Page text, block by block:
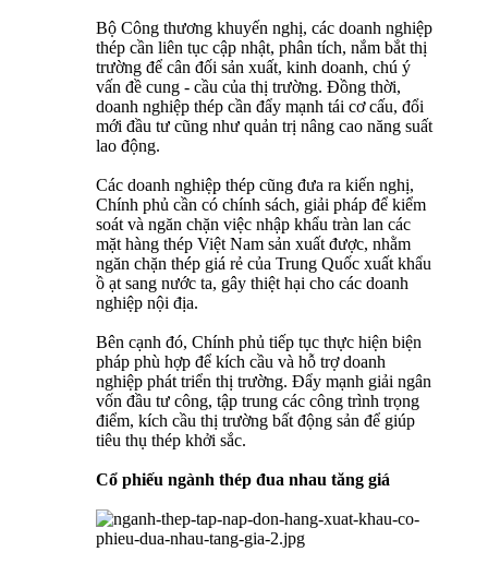
Bộ Công thương khuyến nghị, các doanh nghiệp
thép cần liên tục cập nhật, phân tích, nắm bắt thị
trường để cân đối sản xuất, kinh doanh, chú ý
vấn đề cung - cầu của thị trường. Đồng thời,
doanh nghiệp thép cần đẩy mạnh tái cơ cấu, đổi
mới đầu tư cũng như quản trị nâng cao năng suất
lao động.
Các doanh nghiệp thép cũng đưa ra kiến nghị,
Chính phủ cần có chính sách, giải pháp để kiểm
soát và ngăn chặn việc nhập khẩu tràn lan các
mặt hàng thép Việt Nam sản xuất được, nhằm
ngăn chặn thép giá rẻ của Trung Quốc xuất khẩu
ồ ạt sang nước ta, gây thiệt hại cho các doanh
nghiệp nội địa.
Bên cạnh đó, Chính phủ tiếp tục thực hiện biện
pháp phù hợp để kích cầu và hỗ trợ doanh
nghiệp phát triển thị trường. Đẩy mạnh giải ngân
vốn đầu tư công, tập trung các công trình trọng
điểm, kích cầu thị trường bất động sản để giúp
tiêu thụ thép khởi sắc.
Cổ phiếu ngành thép đua nhau tăng giá